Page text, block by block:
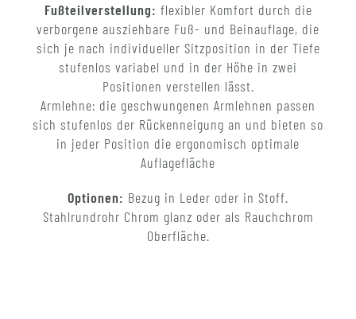
Fußteilverstellung: flexibler Komfort durch die
verborgene ausziehbare Fuß- und Beinauflage, die
sich je nach individueller Sitzposition in der Tiefe
stufenlos variabel und in der Höhe in zwei
Positionen verstellen lässt.
Armlehne: die geschwungenen Armlehnen passen
sich stufenlos der Rückenneigung an und bieten so
in jeder Position die ergonomisch optimale
Auflagefläche
Optionen: Bezug in Leder oder in Stoff.
Stahlrundrohr Chrom glanz oder als Rauchchrom
Oberfläche.